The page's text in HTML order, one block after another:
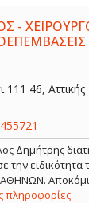
-
46, Αττικής
Δημήτρης
την
πληροφορίες